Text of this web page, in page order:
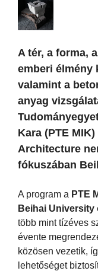
A tér, a forma,
emberi élmény
valamint a
anyag
Kara (PTE
Architecture
fókuszában
A program a PTE
Beihai University
több mint tízéves
évente
közösen vezetik,
lehetőséget